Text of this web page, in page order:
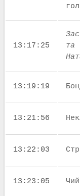
13:17:25
та
13:19:19
13:21:56
13:22:03
13:23:05